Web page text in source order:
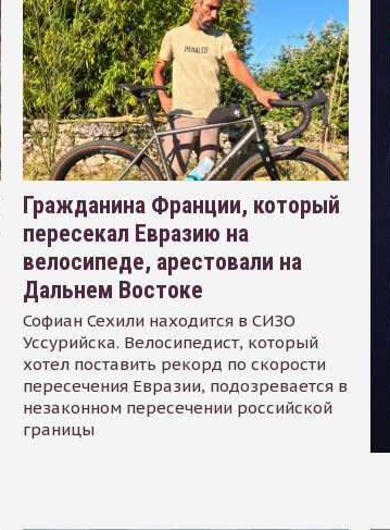
Гражданина Франции, который
пересекал Евразию на
велосипеде, арестовали на
Дальнем Востоке
Софиан Сехили находится в СИЗО
Уссурийска. Велосипедист, который
хотел поставить рекорд по скорости
пересечения Евразии, подозревается в
незаконном пересечении российской
границы